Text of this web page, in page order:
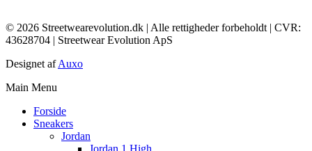
© 2026 Streetwearevolution.dk | Alle rettigheder forbeholdt | CVR:
43628704 | Streetwear Evolution ApS
Designet afAuxo
Main Menu
Forside
Sneakers
Jordan
Jordan 1 High